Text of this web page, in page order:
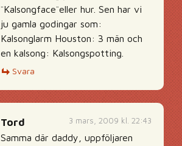
¨Kalsongface¨eller hur. Sen har vi
ju gamla godingar som:
Kalsonglarm Houston: 3 män och
en kalsong: Kalsongspotting.
Svara
3 mars, 2009 kl. 22:43
Tord
Samma där daddy, uppföljaren